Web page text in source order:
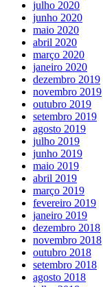
julho 2020
junho 2020
maio 2020
abril 2020
março 2020
janeiro 2020
dezembro 2019
novembro 2019
outubro 2019
setembro 2019
agosto 2019
julho 2019
junho 2019
maio 2019
abril 2019
março 2019
fevereiro 2019
janeiro 2019
dezembro 2018
novembro 2018
outubro 2018
setembro 2018
agosto 2018